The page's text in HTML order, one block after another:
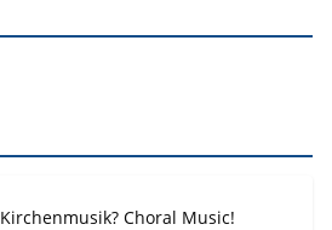
Kirchenmusik? Choral Music!